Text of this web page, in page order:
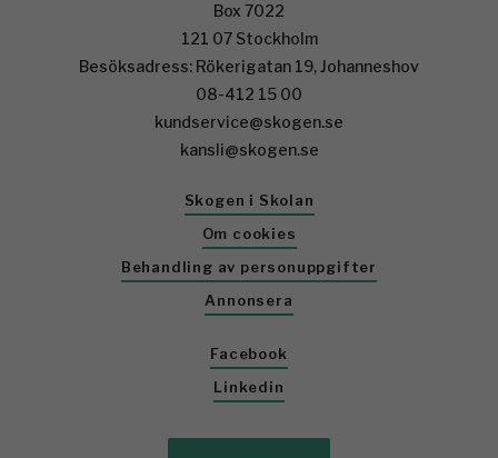
Box 7022
121 07 Stockholm
Besöksadress: Rökerigatan 19, Johanneshov
08-412 15 00
kundservice@skogen.se
kansli@skogen.se
Skogen i Skolan
Om cookies
Behandling av personuppgifter
Annonsera
Facebook
Linkedin